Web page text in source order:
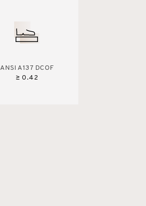
ANSI A137 DCOF
≥ 0.42